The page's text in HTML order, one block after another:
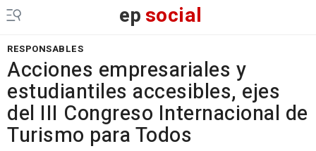
epsocial
RESPONSABLES
Acciones empresariales y
estudiantiles accesibles, ejes
del III Congreso Internacional de
Turismo para Todos